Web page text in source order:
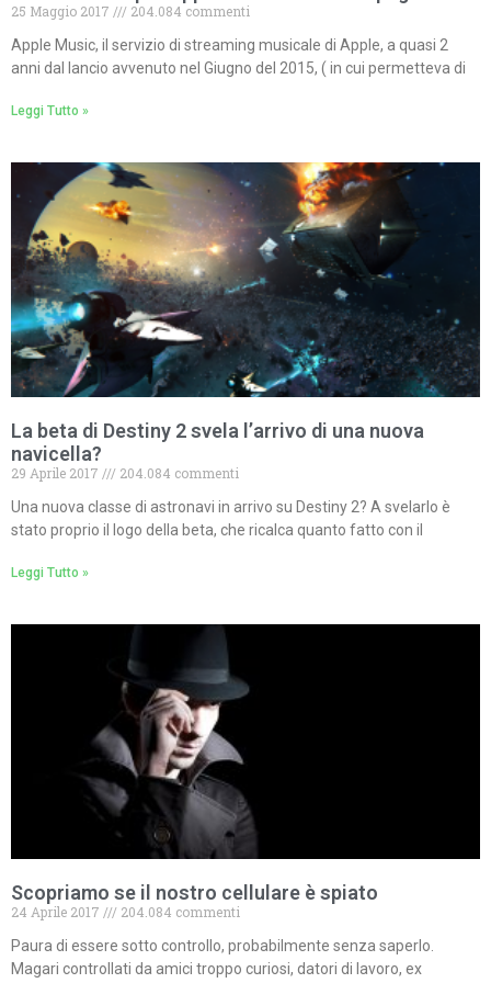
25 Maggio 2017
204.084 commenti
Apple Music, il servizio di streaming musicale di Apple, a quasi 2
anni dal lancio avvenuto nel Giugno del 2015, ( in cui permetteva di
Leggi Tutto »
La beta di Destiny 2 svela l’arrivo di una nuova
navicella?
29 Aprile 2017
204.084 commenti
Una nuova classe di astronavi in arrivo su Destiny 2? A svelarlo è
stato proprio il logo della beta, che ricalca quanto fatto con il
Leggi Tutto »
Scopriamo se il nostro cellulare è spiato
24 Aprile 2017
204.084 commenti
Paura di essere sotto controllo, probabilmente senza saperlo.
Magari controllati da amici troppo curiosi, datori di lavoro, ex